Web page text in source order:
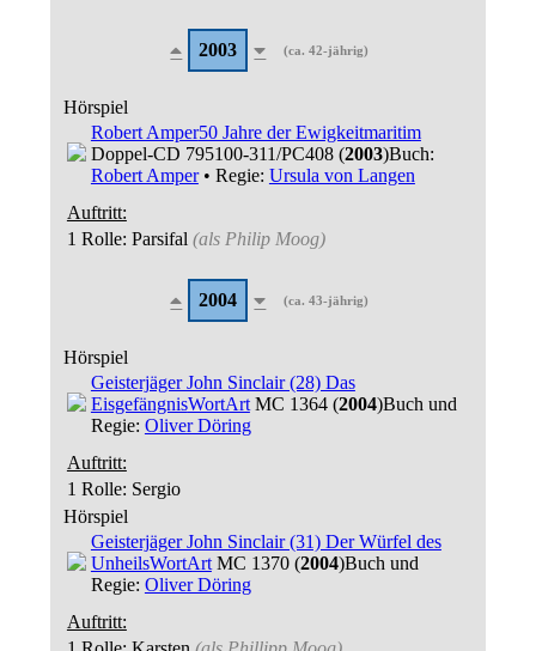
2003 (ca. 42-jährig)
Hörspiel
Robert Amper50 Jahre der Ewigkeitmaritim
Doppel-CD 795100-311/PC408 (2003)Buch:
Robert Amper• Regie: Ursula von Langen
Auftritt:
1 Rolle: Parsifal (als Philip Moog)
2004 (ca. 43-jährig)
Hörspiel
Geisterjäger John Sinclair (28) Das
EisgefängnisWortArtMC 1364 (2004)Buch und
Regie: Oliver Döring
Auftritt:
1 Rolle: Sergio
Hörspiel
Geisterjäger John Sinclair (31) Der Würfel des
UnheilsWortArtMC 1370 (2004)Buch und
Regie: Oliver Döring
Auftritt: